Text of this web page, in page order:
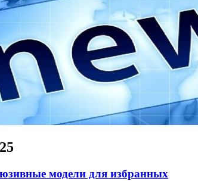
модели для избранных